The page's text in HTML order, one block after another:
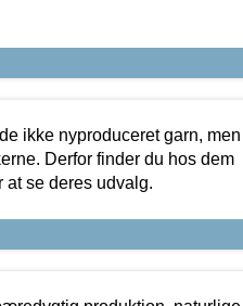
ikke nyproduceret garn, men
Derfor finder du hos dem
at se deres udvalg.